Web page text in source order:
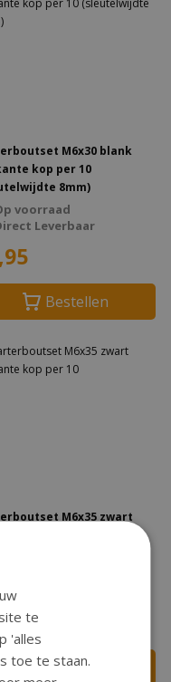
M6x30 blank
kop per 10
8mm)
voorraad
Leverbaar
Bestellen
M6x35 zwart
Leverbaar
Bestellen
te
'alles
toe te staan.